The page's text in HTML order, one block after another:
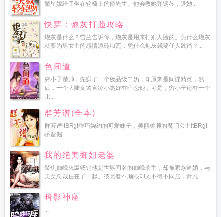
繁星嫁给了坐在轮椅上的傅先生。他会教她弹钢琴，送她...
快穿：炮灰打脸攻略
炮灰是什么？雪兰告诉你，炮灰是用来打别人脸的。凭什么炮灰
就要为男女主的感情添砖加瓦，凭什么炮灰就要任人践踏？...
色间道
穷小子楚帅，先赚了一个极品级二奶，却原来是间谍精英，然
后，一个大陆女警官凌小杰好有暗恋他，可是，穷小子还有一个
比...
群芳谱(全本)
群芳谱ltBRgt乖巧婉约的可爱妹子，美丽柔顺的魔门公主ltBRgt
骄蛮倔...
我的绝美御姐老婆
聚焦巅峰火爆畅销他是世界闻名的巅峰杀手，却被家族逼婚，与
美女总裁住在了一起。彼此看不顺眼却又不得不同居，萧凡...
暗影神座
...